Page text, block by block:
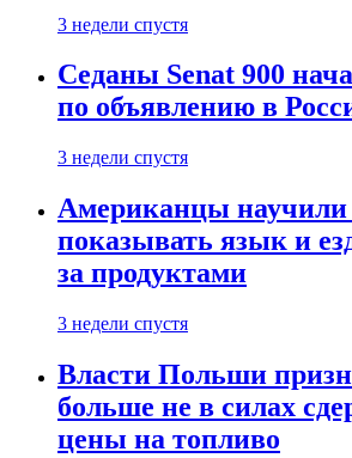
3 недели спустя
Седаны Senat 900
по объявлению в
3 недели спустя
Американцы научили
показывать язык и
за продуктами
3 недели спустя
Власти Польши
больше не в силах
цены на топливо